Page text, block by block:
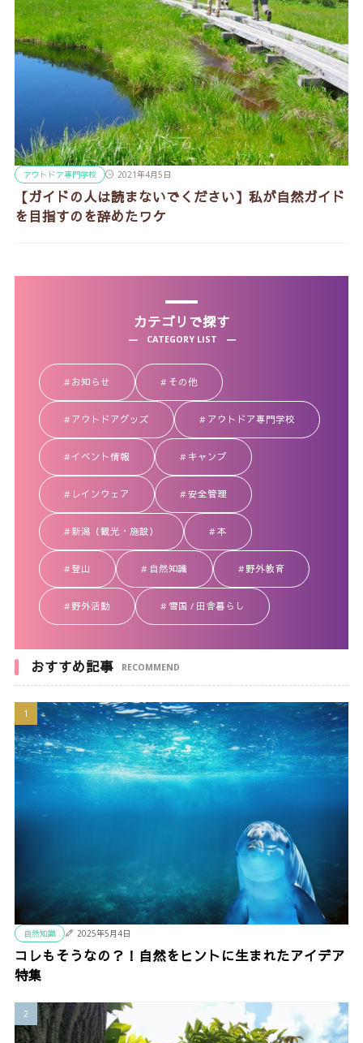
アウトドア専門学校 2021年4月5日
【ガイドの人は読まないでください】私が自然ガイド
を目指すのを辞めたワケ
カテゴリで探す
CATEGORY LIST
お知らせ その他
アウトドアグッズ アウトドア専門学校
イベント情報 キャンプ
レインウェア 安全管理
新潟（観光・施設） 本
登山 自然知識 野外教育
野外活動 雪国 / 田舎暮らし
おすすめ記事 RECOMMEND
自然知識 2025年5月4日
コレもそうなの？！自然をヒントに生まれたアイデア
特集